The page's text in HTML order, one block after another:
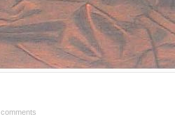
comments